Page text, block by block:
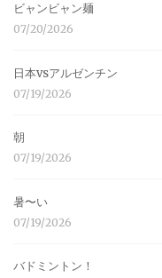
ビャンビャン麺
07/20/2026
日本vsアルゼンチン
07/19/2026
朝
07/19/2026
暑〜い
07/19/2026
バドミントン！